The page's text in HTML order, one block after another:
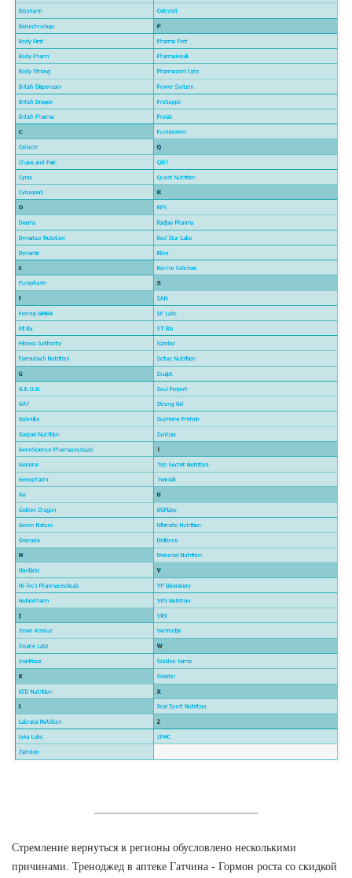
Стремление вернуться в регионы обусловлено несколькими
причинами. Треноджед в аптеке Гатчина - Гормон роста со скидкой